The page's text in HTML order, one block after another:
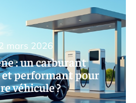
: un carburant
et performant pour
véhicule ?
mars 2026